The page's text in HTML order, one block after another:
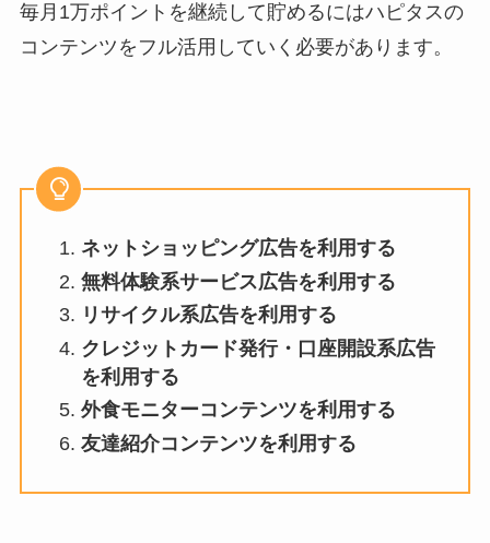
毎月1万ポイントを継続して貯めるにはハピタスの
コンテンツをフル活用していく必要があります。
ネットショッピング広告を利用する
無料体験系サービス広告を利用する
リサイクル系広告を利用する
クレジットカード発行・口座開設系広告
を利用する
外食モニターコンテンツを利用する
友達紹介コンテンツを利用する